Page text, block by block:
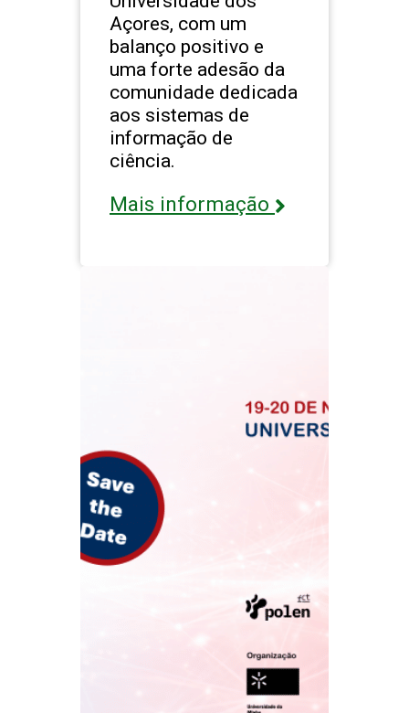
Açores, com um
balanço positivo e
uma forte adesão da
comunidade dedicada
aos sistemas de
informação de
ciência.
Mais informação